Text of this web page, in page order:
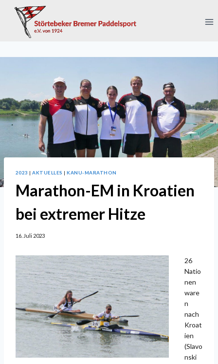
Inhalt
springen
2023 |AKTUELLES |KANU-MARATHON
Marathon-EM in Kroatien
bei extremer Hitze
16. Juli 2023
26
Natio
nen
ware
n
nach
Kroat
ien
(Slavo
nski